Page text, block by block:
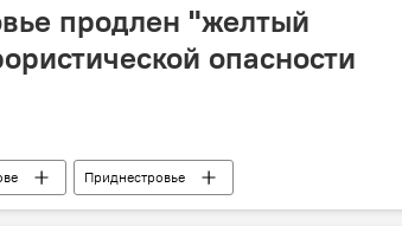
продлен "желтый
опасности
Приднестровье